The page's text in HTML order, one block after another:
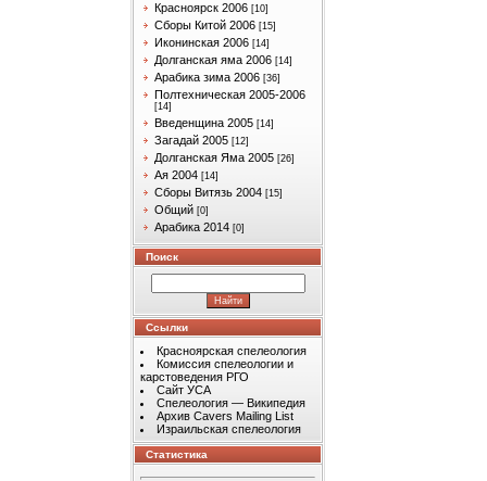
Красноярск 2006 [10]
Сборы Китой 2006 [15]
Иконинская 2006 [14]
Долганская яма 2006 [14]
Арабика зима 2006 [36]
Полтехническая 2005-2006
[14]
Введенщина 2005 [14]
Загадай 2005 [12]
Долганская Яма 2005 [26]
Ая 2004 [14]
Сборы Витязь 2004 [15]
Общий [0]
Арабика 2014 [0]
Поиск
Ссылки
Красноярская спелеология
Комиссия спелеологии и
карстоведения РГО
Сайт УСА
Спелеология — Википедия
Архив Cavers Mailing List
Израильская спелеология
Статистика